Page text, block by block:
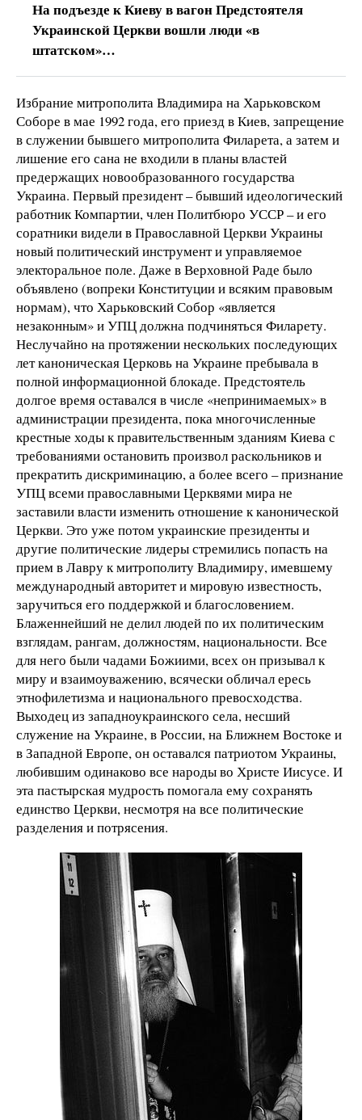
На подъезде к Киеву в вагон Предстоятеля
Украинской Церкви вошли люди «в
штатском»…
Избрание митрополита Владимира на Харьковском
Соборе в мае 1992 года, его приезд в Киев, запрещение
в служении бывшего митрополита Филарета, а затем и
лишение его сана не входили в планы властей
предержащих новообразованного государства
Украина. Первый президент – бывший идеологический
работник Компартии, член Политбюро УССР – и его
соратники видели в Православной Церкви Украины
новый политический инструмент и управляемое
электоральное поле. Даже в Верховной Раде было
объявлено (вопреки Конституции и всяким правовым
нормам), что Харьковский Собор «является
незаконным» и УПЦ должна подчиняться Филарету.
Неслучайно на протяжении нескольких последующих
лет каноническая Церковь на Украине пребывала в
полной информационной блокаде. Предстоятель
долгое время оставался в числе «непринимаемых» в
администрации президента, пока многочисленные
крестные ходы к правительственным зданиям Киева с
требованиями остановить произвол раскольников и
прекратить дискриминацию, а более всего – признание
УПЦ всеми православными Церквями мира не
заставили власти изменить отношение к канонической
Церкви. Это уже потом украинские президенты и
другие политические лидеры стремились попасть на
прием в Лавру к митрополиту Владимиру, имевшему
международный авторитет и мировую известность,
заручиться его поддержкой и благословением.
Блаженнейший не делил людей по их политическим
взглядам, рангам, должностям, национальности. Все
для него были чадами Божиими, всех он призывал к
миру и взаимоуважению, всячески обличал ересь
этнофилетизма и национального превосходства.
Выходец из западноукраинского села, несший
служение на Украине, в России, на Ближнем Востоке и
в Западной Европе, он оставался патриотом Украины,
любившим одинаково все народы во Христе Иисусе. И
эта пастырская мудрость помогала ему сохранять
единство Церкви, несмотря на все политические
разделения и потрясения.